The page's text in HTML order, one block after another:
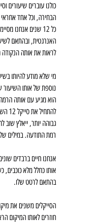
כולנו עוברים שיעורים
הבחירה, וכל אחד אחראי
כל 12 שנים אנחנו
האנרגטית, ובהתאם
לראות את אותה הנקודה
מי שלא מודע להיותו
הוא מגיע עם אותה
גבוהה יותר, ייאלץ שוב
רמת התודעה. במילים
אנחנו חיים ברבדים
אותו כחלל מלא כוכבים,
בהתאם לרטט שלו.
הסייקלים משנים את
חוזרים לאותו המיקום